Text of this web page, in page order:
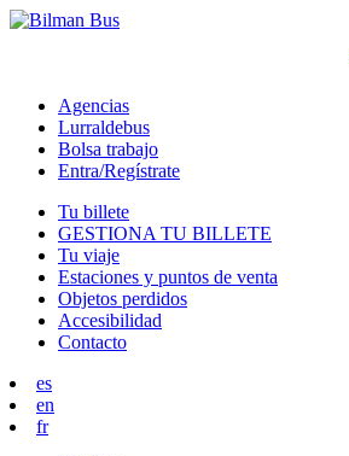
Agencias
Lurraldebus
Bolsa trabajo
Entra/Regístrate
Tu billete
GESTIONA TU BILLETE
Tu viaje
Estaciones y puntos de venta
Objetos perdidos
Accesibilidad
Contacto
es
en
fr